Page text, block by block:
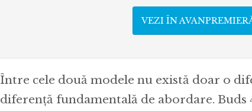
VEZI ÎN
Între cele două modele nu există doar o
diferență fundamentală de abordare. Buds